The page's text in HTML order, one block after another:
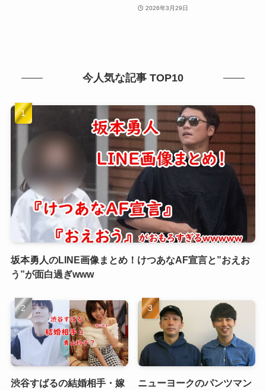
2026年3月29日
今人気な記事 TOP10
坂本勇人のLINE画像まとめ！けつあなAF宣言と”おえお
う”が面白過ぎwww
渋谷すばるの結婚相手・嫁 ニューヨークのパンツマン